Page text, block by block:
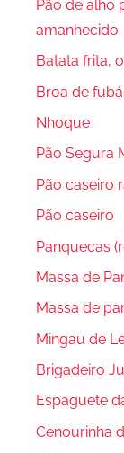
Pão de alho
amanhecido
Batata frita,
Broa de
Nhoque
Pão Segura
Pão caseiro
Pão caseiro
Panquecas
Massa de
Massa de
Mingau de
Brigadeiro
Espaguete
Cenourinha